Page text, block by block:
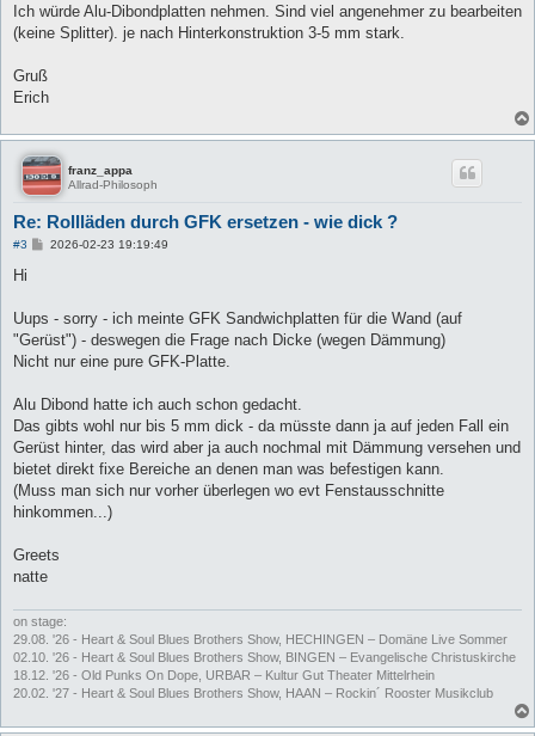
Ich würde Alu-Dibondplatten nehmen. Sind viel angenehmer zu bearbeiten
(keine Splitter). je nach Hinterkonstruktion 3-5 mm stark.
Gruß
Erich
franz_appa
Allrad-Philosoph
Re: Rollläden durch GFK ersetzen - wie dick ?
#3
B
a
2026-02-23 19:19:49
Hi
Uups - sorry - ich meinte GFK Sandwichplatten für die Wand (auf
"Gerüst") - deswegen die Frage nach Dicke (wegen Dämmung)
Nicht nur eine pure GFK-Platte.
Alu Dibond hatte ich auch schon gedacht.
Das gibts wohl nur bis 5 mm dick - da müsste dann ja auf jeden Fall ein
Gerüst hinter, das wird aber ja auch nochmal mit Dämmung versehen und
bietet direkt fixe Bereiche an denen man was befestigen kann.
(Muss man sich nur vorher überlegen wo evt Fenstausschnitte
hinkommen...)
Greets
natte
on stage:
29.08. '26 - Heart & Soul Blues Brothers Show, HECHINGEN – Domäne Live Sommer
02.10. '26 - Heart & Soul Blues Brothers Show, BINGEN – Evangelische Christuskirche
18.12. '26 - Old Punks On Dope, URBAR – Kultur Gut Theater Mittelrhein
20.02. '27 - Heart & Soul Blues Brothers Show, HAAN – Rockin´ Rooster Musikclub